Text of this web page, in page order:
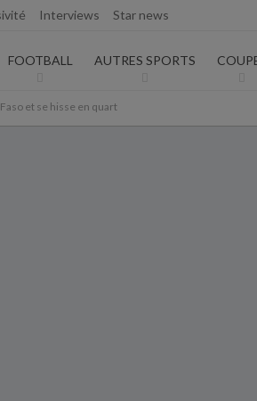
Interviews Star news
FOOTBALL AUTRES SPORTS
et se hisse en quart
AUTORISATION DE LA